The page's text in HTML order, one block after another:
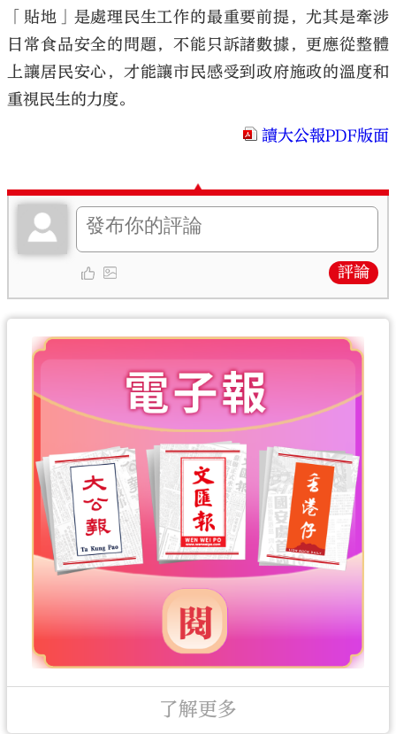
「貼地」是處理民生工作的最重要前提，尤其是牽涉
日常食品安全的問題，不能只訴諸數據，更應從整體
上讓居民安心，才能讓市民感受到政府施政的溫度和
重視民生的力度。
讀大公報PDF版面
評論
了解更多